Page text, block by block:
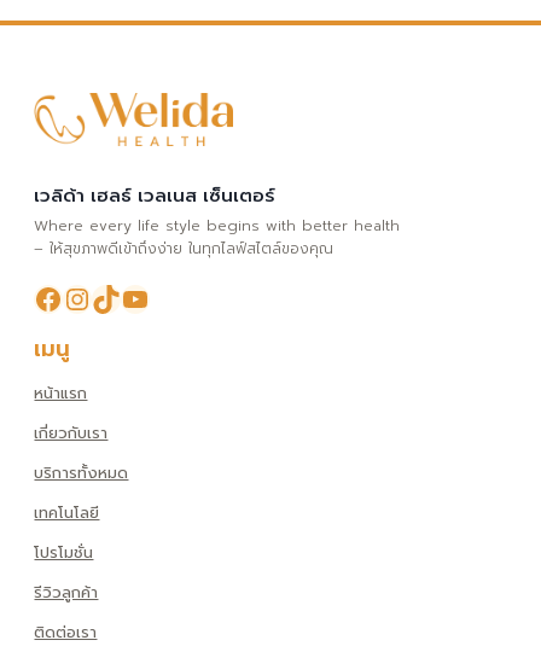
เวลิด้า เฮลธ์ เวลเนส เซ็นเตอร์
Where every life style begins with better health
– ให้สุขภาพดีเข้าถึงง่าย ในทุกไลฟ์สไตล์ของคุณ
Facebook
Instagram
TikTokYouTube
เมนู
หน้าแรก
เกี่ยวกับเรา
บริการทั้งหมด
เทคโนโลยี
โปรโมชั่น
รีวิวลูกค้า
ติดต่อเรา